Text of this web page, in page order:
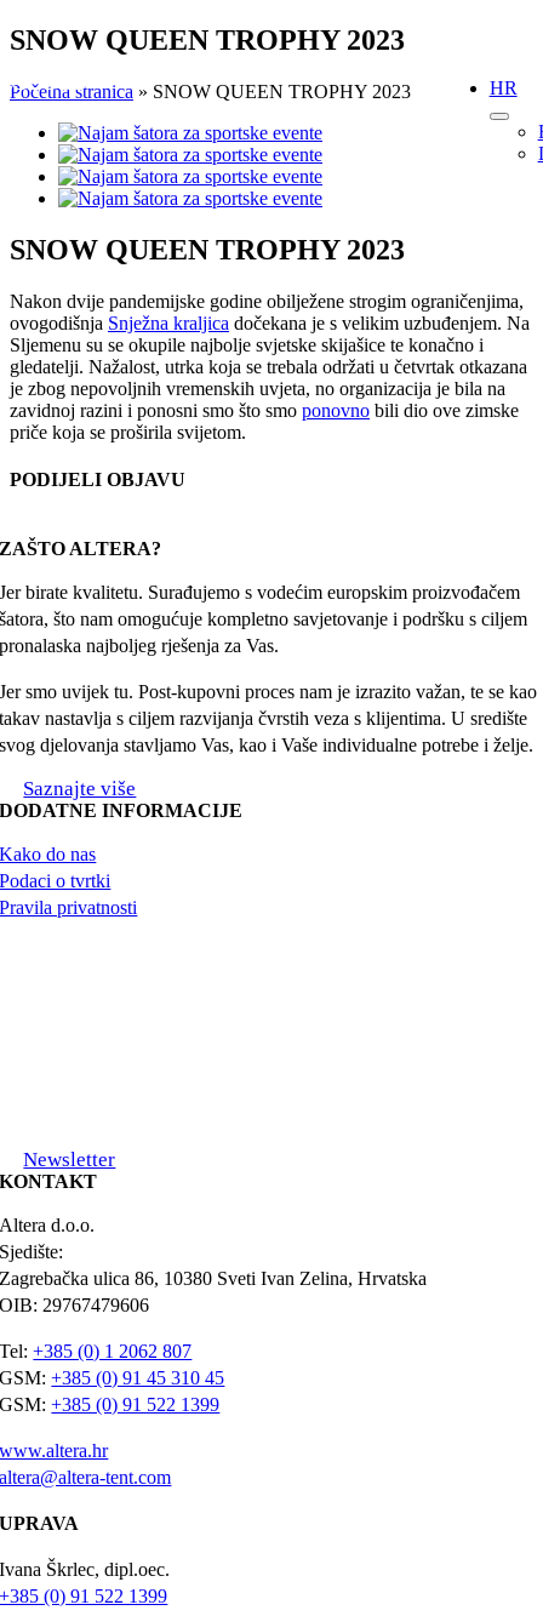
Skip
to
HR
SNOW QUEEN TROPHY 2023
Početna stranica » SNOW QUEEN TROPHY 2023
View
Larger
Image
SNOW QUEEN TROPHY 2023
Nakon dvije pandemijske godine obilježene strogim ograničenjima,
ovogodišnja Snježna kraljica dočekana je s velikim uzbuđenjem. Na
Sljemenu su se okupile najbolje svjetske skijašice te konačno i
gledatelji. Nažalost, utrka koja se trebala održati u četvrtak otkazana
je zbog nepovoljnih vremenskih uvjeta, no organizacija je bila na
zavidnoj razini i ponosni smo što smo ponovno bili dio ove zimske
priče koja se proširila svijetom.
PODIJELI OBJAVU
ZAŠTO ALTERA?
Jer birate kvalitetu. Surađujemo s vodećim europskim proizvođačem
šatora, što nam omogućuje kompletno savjetovanje i podršku s ciljem
pronalaska najboljeg rješenja za Vas.
Jer smo uvijek tu. Post-kupovni proces nam je izrazito važan, te se kao
takav nastavlja s ciljem razvijanja čvrstih veza s klijentima. U središte
svog djelovanja stavljamo Vas, kao i Vaše individualne potrebe i želje.
Saznajte više
DODATNE INFORMACIJE
Kako do nas
Podaci o tvrtki
Pravila privatnosti
Newsletter
KONTAKT
Altera d.o.o.
Sjedište:
Zagrebačka ulica 86, 10380 Sveti Ivan Zelina, Hrvatska
OIB: 29767479606
Tel:+385 (0) 1 2062 807
GSM:+385 (0) 91 45 310 45
GSM:+385 (0) 91 522 1399
www.altera.hr
altera@altera-tent.com
UPRAVA
Ivana Škrlec, dipl.oec.
+385 (0) 91 522 1399